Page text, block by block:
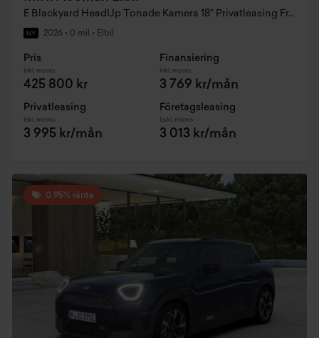
E Blackyard HeadUp Tonade Kamera 18" Privatleasing Fr. 3995:- / mån
NY 2026 • 0 mil • Elbil
Pris
Inkl. moms
425 800 kr
Finansiering
Inkl. moms
3 769 kr/mån
Privatleasing
Inkl. moms
3 995 kr/mån
Företagsleasing
Exkl. moms
3 013 kr/mån
0,95% ränta